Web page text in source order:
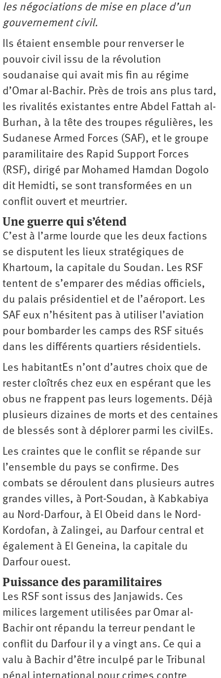
les négociations de mise en place d’un
gouvernement civil.
Ils étaient ensemble pour renverser le
pouvoir civil issu de la révolution
soudanaise qui avait mis fin au régime
d’Omar al-Bachir. Près de trois ans plus tard,
les rivalités existantes entre Abdel Fattah al-
Burhan, à la tête des troupes régulières, les
Sudanese Armed Forces (SAF), et le groupe
paramilitaire des Rapid Support Forces
(RSF), dirigé par Mohamed Hamdan Dogolo
dit Hemidti, se sont transformées en un
conflit ouvert et meurtrier.
Une guerre qui s’étend
C’est à l’arme lourde que les deux factions
se disputent les lieux stratégiques de
Khartoum, la capitale du Soudan. Les RSF
tentent de s’emparer des médias officiels,
du palais présidentiel et de l’aéroport. Les
SAF eux n’hésitent pas à utiliser l’aviation
pour bombarder les camps des RSF situés
dans les différents quartiers résidentiels.
Les habitantEs n’ont d’autres choix que de
rester cloîtrés chez eux en espérant que les
obus ne frappent pas leurs logements. Déjà
plusieurs dizaines de morts et des centaines
de blessés sont à déplorer parmi les civilEs.
Les craintes que le conflit se répande sur
l’ensemble du pays se confirme. Des
combats se déroulent dans plusieurs autres
grandes villes, à Port-Soudan, à Kabkabiya
au Nord-Darfour, à El Obeid dans le Nord-
Kordofan, à Zalingei, au Darfour central et
également à El Geneina, la capitale du
Darfour ouest.
Puissance des paramilitaires
Les RSF sont issus des Janjawids. Ces
milices largement utilisées par Omar al-
Bachir ont répandu la terreur pendant le
conflit du Darfour il y a vingt ans. Ce qui a
valu à Bachir d’être inculpé par le Tribunal